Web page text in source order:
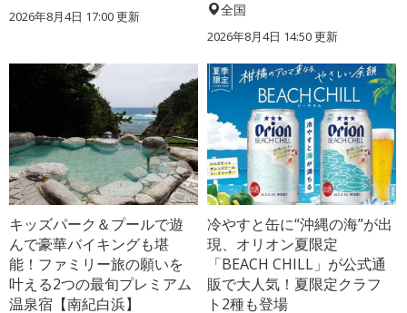
2026年8月4日 17:00更新 全国
2026年8月4日 14:50更新
キッズパーク＆プールで遊
んで豪華バイキングも堪
能！ファミリー旅の願いを
叶える2つの最旬プレミアム
温泉宿【南紀白浜】
冷やすと缶に“沖縄の海”が出
現、オリオン夏限定
「BEACH CHILL」が公式通
販で大人気！夏限定クラフ
ト2種も登場